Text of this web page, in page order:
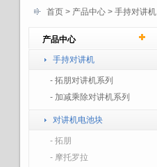
首页 > 产品中心 > 手持对讲机
产品中心
手持对讲机
- 拓朋对讲机系列
- 加减乘除对讲机系列
对讲机电池块
- 拓朋
- 摩托罗拉